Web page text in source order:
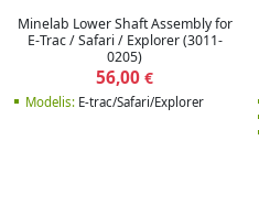
Minelab Lower Shaft Assembly for
E-Trac / Safari / Explorer (3011-
0205)
56,00 €
Modelis:E-trac/Safari/Explorer